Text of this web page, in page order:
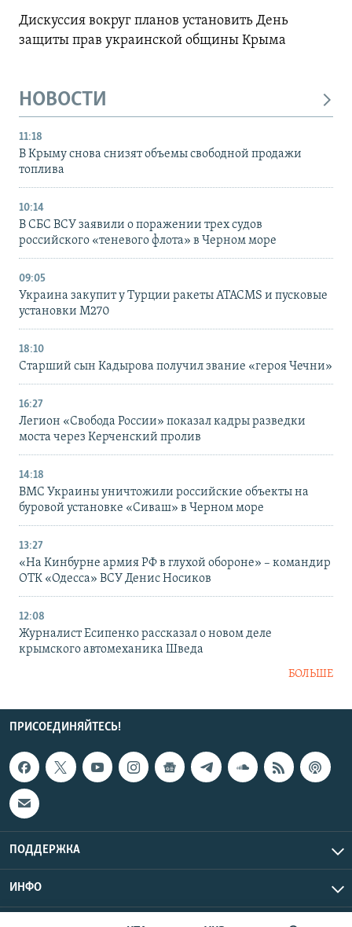
Дискуссия вокруг планов установить День
защиты прав украинской общины Крыма
НОВОСТИ
11:18
В Крыму снова снизят объемы свободной продажи
топлива
10:14
В СБС ВСУ заявили о поражении трех судов
российского «теневого флота» в Черном море
09:05
Украина закупит у Турции ракеты ATACMS и пусковые
установки M270
18:10
Старший сын Кадырова получил звание «героя Чечни»
16:27
Легион «Свобода России» показал кадры разведки
моста через Керченский пролив
14:18
ВМС Украины уничтожили российские объекты на
буровой установке «Сиваш» в Черном море
13:27
«На Кинбурне армия РФ в глухой обороне» – командир
ОТК «Одесса» ВСУ Денис Носиков
12:08
Журналист Есипенко рассказал о новом деле
крымского автомеханика Шведа
БОЛЬШЕ
ПРИСОЕДИНЯЙТЕСЬ!
ПОДДЕРЖКА
ИНФО